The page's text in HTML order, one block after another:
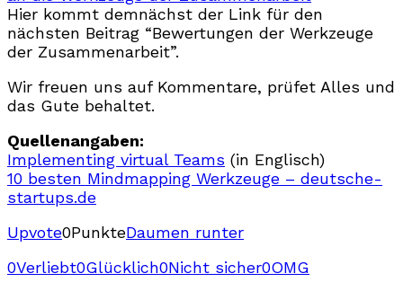
Hier kommt demnächst der Link für den
nächsten Beitrag “Bewertungen der Werkzeuge
der Zusammenarbeit”.
Wir freuen uns auf Kommentare, prüfet Alles und
das Gute behaltet.
Quellenangaben:
Implementing virtual Teams (in Englisch)
10 besten Mindmapping Werkzeuge – deutsche-
startups.de
Upvote0PunkteDaumen runter
0Verliebt0Glücklich0Nicht sicher0OMG